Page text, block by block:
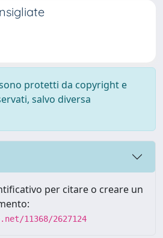
protetti da copyright e
salvo diversa
per citare o creare un
11368/2627124